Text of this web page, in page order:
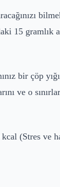
15
bir çöp
ve o
(Stres ve